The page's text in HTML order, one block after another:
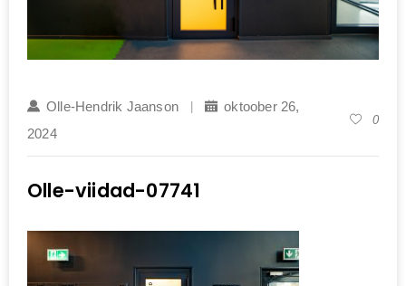
Olle-Hendrik Jaanson
oktoober 26,
2024
0
Olle-viidad-07741